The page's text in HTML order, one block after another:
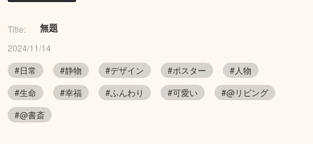
Title: 無題
2024/11/14
#日常
#静物 #デザイン #ポスター
#人物
#生命
#幸福 #ふんわり #可愛い
#@リビング
#@書斎